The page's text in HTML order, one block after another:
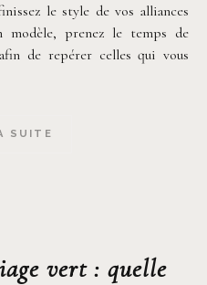
le style de vos alliances
prenez le temps de
de repérer celles qui vous
SUITE
vert : quelle